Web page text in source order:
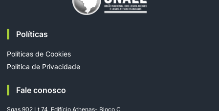
Políticas
Políticas de Cookies
Política de Privacidade
Fale conosco
Sgas 902 Lt 74, Edifício Athenas- Bloco C,